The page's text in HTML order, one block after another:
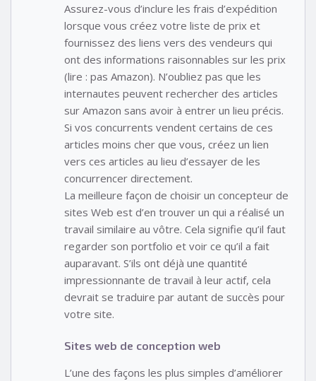
Assurez-vous d’inclure les frais d’expédition
lorsque vous créez votre liste de prix et
fournissez des liens vers des vendeurs qui
ont des informations raisonnables sur les prix
(lire : pas Amazon). N’oubliez pas que les
internautes peuvent rechercher des articles
sur Amazon sans avoir à entrer un lieu précis.
Si vos concurrents vendent certains de ces
articles moins cher que vous, créez un lien
vers ces articles au lieu d’essayer de les
concurrencer directement.
La meilleure façon de choisir un concepteur de
sites Web est d’en trouver un qui a réalisé un
travail similaire au vôtre. Cela signifie qu’il faut
regarder son portfolio et voir ce qu’il a fait
auparavant. S’ils ont déjà une quantité
impressionnante de travail à leur actif, cela
devrait se traduire par autant de succès pour
votre site.
Sites web de conception web
L’une des façons les plus simples d’améliorer